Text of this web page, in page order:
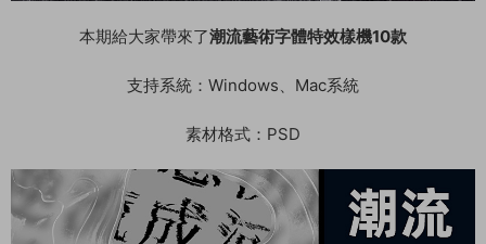
本期給大家帶來了潮流藝術字體特效樣機10款
支持系統：Windows、Mac系統
素材格式：PSD